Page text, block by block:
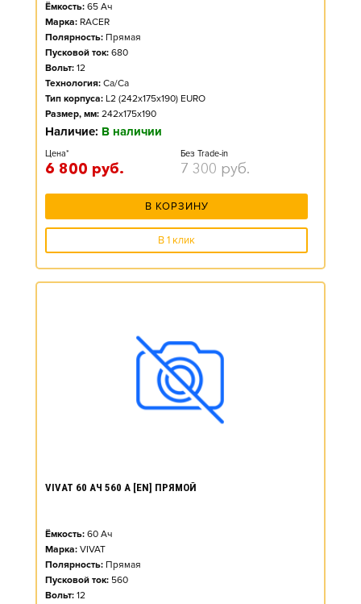
Ёмкость: 65 Ач
Марка: RACER
Полярность: Прямая
Пусковой ток: 680
Вольт: 12
Технология: Ca/Ca
Тип корпуса: L2 (242x175x190) EURO
Размер, мм: 242x175x190
Наличие: В наличии
Цена*
6 800 руб.
Без Trade-in
7 300 руб.
В КОРЗИНУ
В 1 клик
VIVAT 60 АЧ 560 А [EN] ПРЯМОЙ
Ёмкость: 60 Ач
Марка: VIVAT
Полярность: Прямая
Пусковой ток: 560
Вольт: 12